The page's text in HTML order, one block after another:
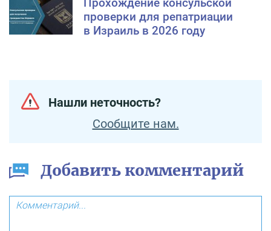
проверки для репатриации
в Израиль в 2026 году
Нашли неточность?
Сообщите нам.
Добавить комментарий